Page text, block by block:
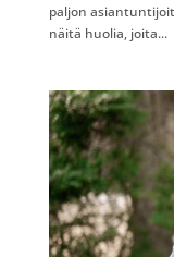
paljon
näitä huolia, joita...